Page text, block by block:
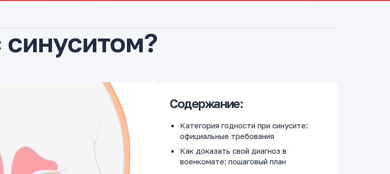
Содержание:
Категория годности при синусите:
официальные требования
Как доказать свой диагноз в
военкомате: пошаговый план